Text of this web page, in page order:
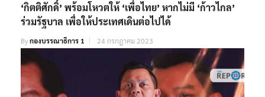
‘กิตติศักดิ์’ พร้อมโหวตให้ ‘เพื่อไทย’ หากไม่มี ‘ก้าวไกล’
ร่วมรัฐบาล เพื่อให้ประเทศเดินต่อไปได้
Byกองบรรณาธิการ 1 24 กรกฎาคม 2023